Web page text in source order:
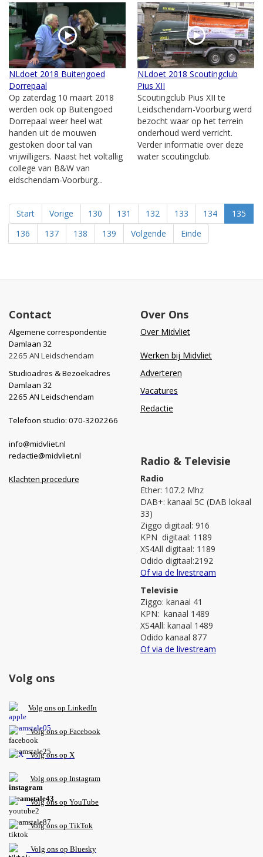
NLdoet 2018 Buitengoed
Dorrepaal
Op zaterdag 10 maart 2018
werden ook op Buitengoed
Dorrepaal weer heel wat
handen uit de mouwen
gestoken door tal van
vrijwilligers. Naast het voltallig
college van B&W van
eidschendam-Voorburg...
NLdoet 2018 Scoutingclub
Pius XII
Scoutingclub Pius XII te
Leidschendam-Voorburg werd
bezocht waar op het terrein
onderhoud werd verricht.
Verder informatie over deze
water scoutingclub.
Start Vorige 130 131 132 133 134
135
136
137 138 139 Volgende Einde
Contact
Algemene correspondentie
Damlaan 32
2265 AN Leidschendam
Studioadres & Bezoekadres
Damlaan 32
2265 AN Leidschendam
Telefoon studio: 070-3202266
info@midvliet.nl
redactie@midvliet.nl
Klachten procedure
Over Ons
Over Midvliet
Werken bij Midvliet
Adverteren
Vacatures
Redactie
Radio & Televisie
Radio
Ether: 107.2 Mhz
DAB+: kanaal 5C (DAB lokaal
33)
Ziggo digitaal: 916
KPN digitaal: 1189
XS4All digitaal: 1189
Odido digitaal:2192
Of via de livestream
Televisie
Ziggo: kanaal 41
KPN: kanaal 1489
XS4All: kanaal 1489
Odido kanaal 877
Of via de livestream
Volg ons
Volg ons op LinkedIn
Volg ons op Facebook
Volg ons op X
Volg ons op Instagram
Volgons op YouTube
Volg ons op TikTok
Volg ons op Bluesky